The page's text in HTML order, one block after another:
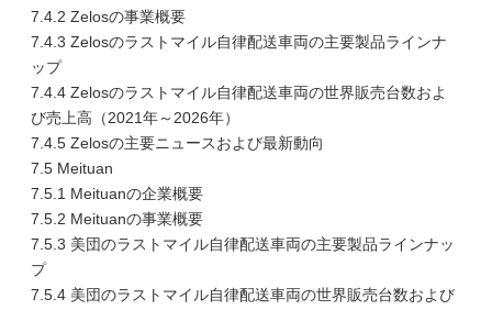
7.4.2 Zelosの事業概要
7.4.3 Zelosのラストマイル自律配送車両の主要製品ラインナ
ップ
7.4.4 Zelosのラストマイル自律配送車両の世界販売台数およ
び売上高（2021年～2026年）
7.4.5 Zelosの主要ニュースおよび最新動向
7.5 Meituan
7.5.1 Meituanの企業概要
7.5.2 Meituanの事業概要
7.5.3 美団のラストマイル自律配送車両の主要製品ラインナッ
プ
7.5.4 美団のラストマイル自律配送車両の世界販売台数および